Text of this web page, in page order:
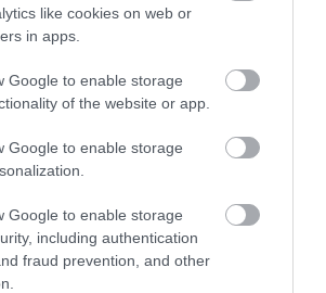
like cookies on web or
in apps.
Google to enable storage
of the website or app.
Google to enable storage
Google to enable storage
including authentication
fraud prevention, and other